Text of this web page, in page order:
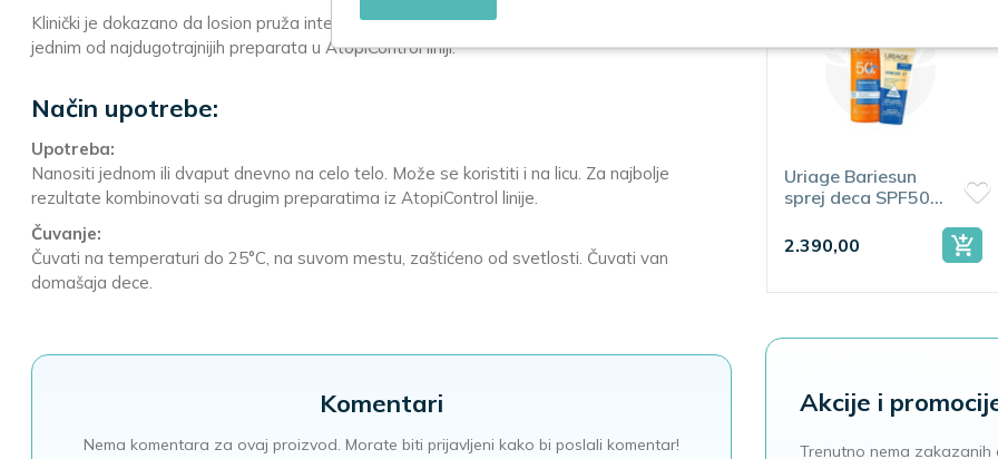
Klinički je dokazano da losion pruža intenzivnu hidrataciju koja traje do 48 sati, što ga čini
jednim od najdugotrajnijih preparata u AtopiControl liniji.
Način upotrebe:
Upotreba:
Nanositi jednom ili dvaput dnevno na celo telo. Može se koristiti i na licu. Za najbolje
rezultate kombinovati sa drugim preparatima iz AtopiControl linije.
Čuvanje:
Čuvati na temperaturi do 25°C, na suvom mestu, zaštićeno od svetlosti. Čuvati van
domašaja dece.
Komentari
Nema komentara za ovaj proizvod. Morate biti prijavljeni kako bi poslali komentar!
Uriage Bariesun
2.390,00
Uriage Bariesun
sprej SPF50+
SPF50+ 50mL
2.550,00
Akcije i
Trenutno nema zakazanih